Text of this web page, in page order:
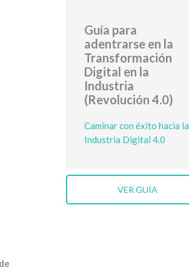
Guía para
adentrarse en la
Transformación
Digital en la
Industria
(Revolución 4.0)
Caminar con éxito hacia la
Industria Digital 4.0
VER GUÍA